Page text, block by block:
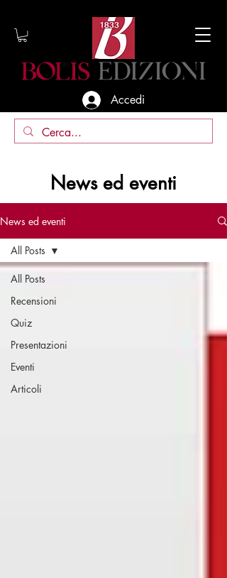
Accedi
News ed eventi
News ed eventi
All Posts
Recensioni
Quiz
Presentazioni
Eventi
Articoli
All Posts